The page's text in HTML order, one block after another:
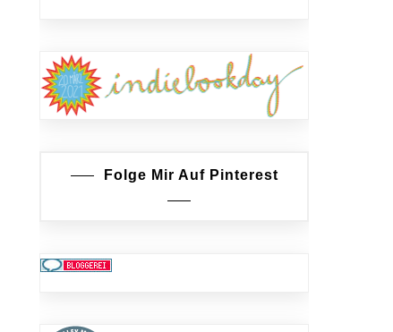
Folge Mir Auf Pinterest